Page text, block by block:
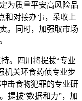
为质量平安高风险品
和对接办事，采收上
。同时，加强取市场
。四川将提拔“专业
机关环食药侦专业步
击食物犯罪的专业研
提拔“数据和力”，加